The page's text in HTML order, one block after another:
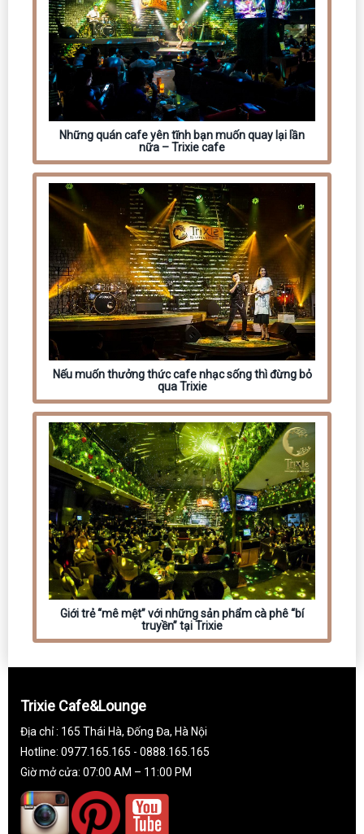
Những quán cafe yên tĩnh bạn muốn quay lại lần
nữa – Trixie cafe
Nếu muốn thưởng thức cafe nhạc sống thì đừng bỏ
qua Trixie
Giới trẻ “mê mệt” với những sản phẩm cà phê “bí
truyền” tại Trixie
Trixie Cafe&Lounge
Địa chỉ : 165 Thái Hà, Đống Đa, Hà Nội
Hotline: 0977.165.165 - 0888.165.165
Giờ mở cửa: 07:00 AM – 11:00 PM